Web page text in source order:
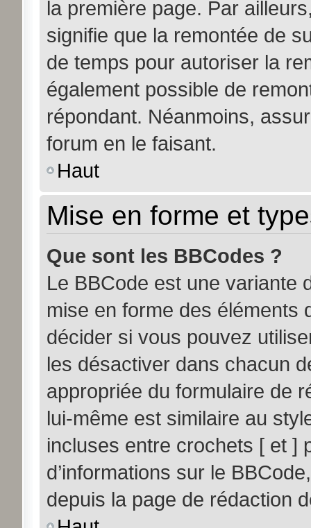
la première page. Par
signifie que la remontée de
de temps pour autoriser la
également possible de
répondant. Néanmoins,
forum en le faisant.
Haut
Mise en forme et
Que sont les BBCodes ?
Le BBCode est une variante
mise en forme des éléments
décider si vous pouvez
les désactiver dans chacun
appropriée du formulaire de
lui-même est similaire au
incluses entre crochets [ et ]
d’informations sur le
depuis la page de rédaction